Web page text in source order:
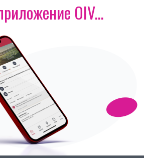
OIV...